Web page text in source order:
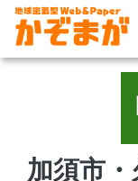
Skip
加須市